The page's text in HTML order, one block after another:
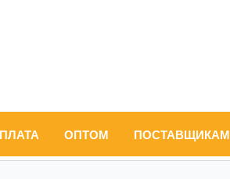
ОПТОМ ПОСТАВЩИКАМ